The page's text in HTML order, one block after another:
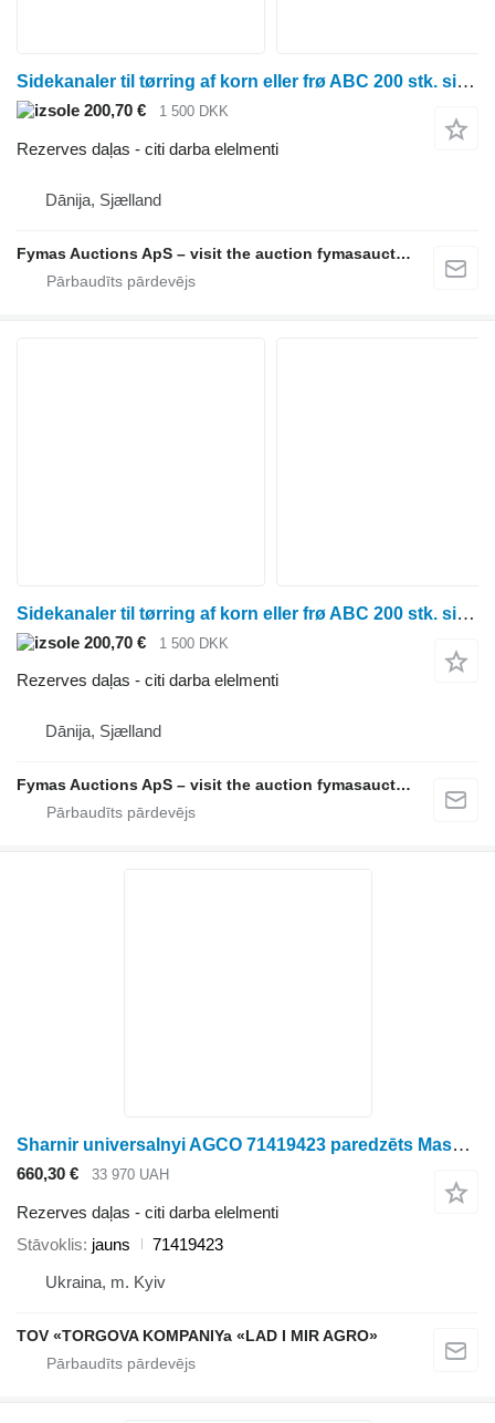
Sidekanaler til tørring af korn eller frø ABC 200 stk. sidekanaler til tørring af korn eller frø paredzēts žāvēšanas iekārtas
200,70 € 1 500 DKK
Rezerves daļas - citi darba elelmenti
Dānija, Sjælland
Fymas Auctions ApS – visit the auction fymasauctions.dk
Sidekanaler til tørring af korn eller frø ABC 200 stk. sidekanaler til tørring af korn eller frø paredzēts žāvēšanas iekārtas
200,70 € 1 500 DKK
Rezerves daļas - citi darba elelmenti
Dānija, Sjælland
Fymas Auctions ApS – visit the auction fymasauctions.dk
Sharnir universalnyi AGCO 71419423 paredzēts Massey Ferguson gliemežtransportiera
660,30 € 33 970 UAH
Rezerves daļas - citi darba elelmenti
Stāvoklis jauns
71419423
Ukraina, m. Kyiv
TOV «TORGOVA KOMPANIYa «LAD I MIR AGRO»